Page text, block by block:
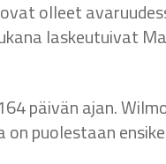
olleet
laskeutuivat
päivän ajan.
puolestaan